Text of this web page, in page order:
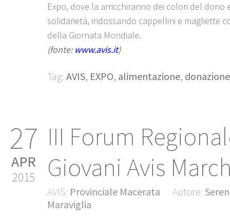
Expo, dove la arricchiranno dei colori del dono
solidarietà, indossando cappellini e magliette
della Giornata Mondiale.
(fonte: www.avis.it)
Tag: AVIS, EXPO, alimentazione, donazione
27
APR
2015
III Forum
Giovani Avis
AVIS: Provinciale Macerata Autore:
Maraviglia